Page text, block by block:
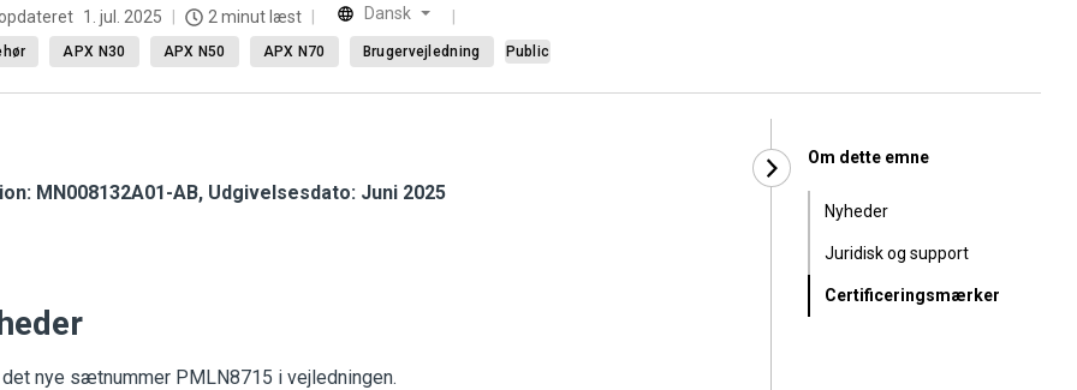
1. jul. 2025 2 minut læst Dansk
APX N30 APX N50 APX N70 Brugervejledning Public
MN008132A01-AB, Udgivelsesdato: Juni 2025
nye sætnummer PMLN8715 i vejledningen.
Om dette emne
Nyheder
Juridisk og support
Certificeringsmærker